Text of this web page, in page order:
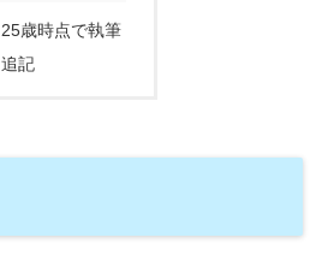
25歳時点で執筆
追記